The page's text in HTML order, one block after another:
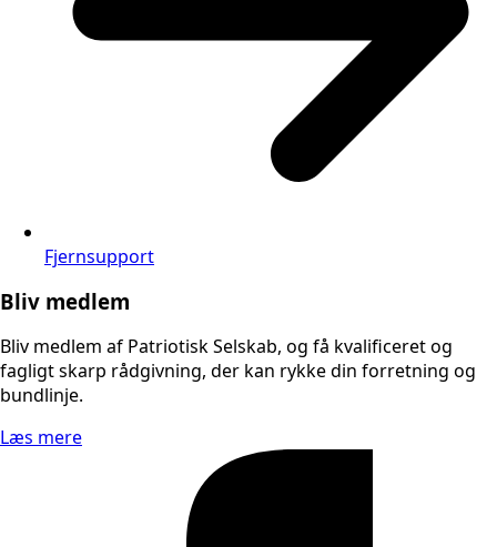
Fjernsupport
Bliv medlem
Bliv medlem af Patriotisk Selskab, og få kvalificeret og
fagligt skarp rådgivning, der kan rykke din forretning og
bundlinje.
Læs mere